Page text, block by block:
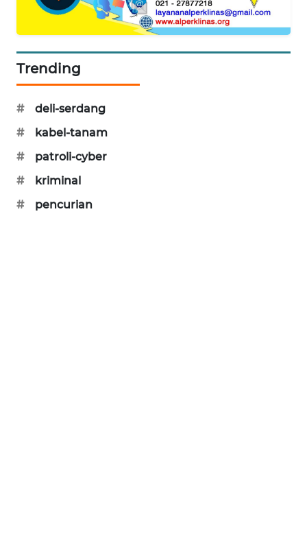
Trending
#
deli-serdang
#
kabel-tanam
#
patroli-cyber
#
kriminal
#
pencurian
NET
PLN
WATCH
LPKKI
LKKI
KOPEKLIN